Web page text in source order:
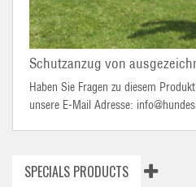
Schutzanzug von
Haben Sie Fragen zu diesem
unsere E-Mail Adresse:
SPECIALS PRODUCTS